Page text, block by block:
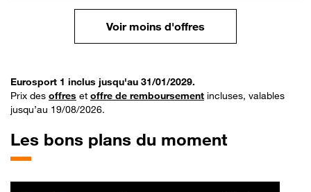
Voir moins d'offres
Eurosport 1 inclus jusqu'au 31/01/2029.
Prix des offres et offre de remboursement incluses, valables
jusqu’au 19/08/2026.
Les bons plans du moment